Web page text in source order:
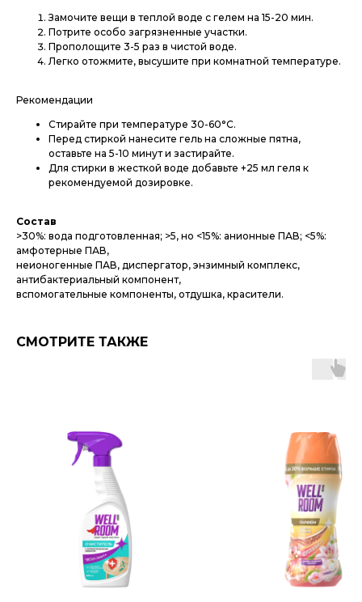
Замочите вещи в теплой воде с гелем на 15-20 мин.
Потрите особо загрязненные участки.
Прополощите 3-5 раз в чистой воде.
Легко отожмите, высушите при комнатной температуре.
Рекомендации
Стирайте при температуре 30-60°C.
Перед стиркой нанесите гель на сложные пятна,
оставьте на 5-10 минут и застирайте.
Для стирки в жесткой воде добавьте +25 мл геля к
рекомендуемой дозировке.
Состав
>30%: вода подготовленная; >5, но <15%: анионные ПАВ; <5%:
амфотерные ПАВ,
неионогенные ПАВ, диспергатор, энзимный комплекс,
антибактериальный компонент,
вспомогательные компоненты, отдушка, красители.
СМОТРИТЕ ТАКЖЕ